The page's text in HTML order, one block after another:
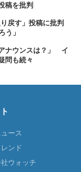
稿を批判
戻す」投稿に批判
う」
ナウンスは？」 イ
問も続々
ース
ンド
ウォッチ